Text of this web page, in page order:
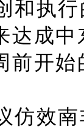
和执
达成
前开
仿效